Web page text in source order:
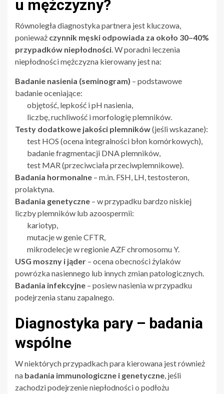
u mężczyzny?
Równoległa diagnostyka partnera jest kluczowa,
ponieważ czynnik męski odpowiada za około 30–40%
przypadków niepłodności. W poradni leczenia
niepłodności mężczyzna kierowany jest na:
Badanie nasienia (seminogram) – podstawowe
badanie oceniające:
objętość, lepkość i pH nasienia,
liczbę, ruchliwość i morfologię plemników.
Testy dodatkowe jakości plemników(jeśli wskazane):
test HOS (ocena integralności błon komórkowych),
badanie fragmentacji DNA plemników,
test MAR (przeciwciała przeciwplemnikowe).
Badania hormonalne – m.in. FSH, LH, testosteron,
prolaktyna.
Badania genetyczne – w przypadku bardzo niskiej
liczby plemników lub azoospermii:
kariotyp,
mutacje w genie CFTR,
mikrodelecje w regionie AZF chromosomu Y.
USG moszny i jąder – ocena obecności żylaków
powrózka nasiennego lub innych zmian patologicznych.
Badania infekcyjne – posiew nasienia w przypadku
podejrzenia stanu zapalnego.
Diagnostyka pary – badania
wspólne
W niektórych przypadkach para kierowana jest również
na badania immunologiczne i genetyczne, jeśli
zachodzi podejrzenie niepłodności o podłożu